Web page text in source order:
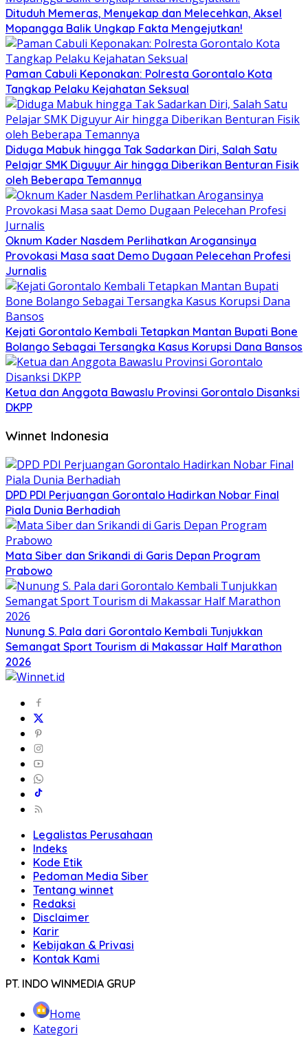
Dituduh Memeras, Menyekap dan Melecehkan, Aksel
Mopangga Balik Ungkap Fakta Mengejutkan!
Paman Cabuli Keponakan: Polresta Gorontalo Kota
Tangkap Pelaku Kejahatan Seksual
Diduga Mabuk hingga Tak Sadarkan Diri, Salah Satu
Pelajar SMK Diguyur Air hingga Diberikan Benturan Fisik
oleh Beberapa Temannya
Oknum Kader Nasdem Perlihatkan Arogansinya
Provokasi Masa saat Demo Dugaan Pelecehan Profesi
Jurnalis
Kejati Gorontalo Kembali Tetapkan Mantan Bupati Bone
Bolango Sebagai Tersangka Kasus Korupsi Dana Bansos
Ketua dan Anggota Bawaslu Provinsi Gorontalo Disanksi
DKPP
Winnet Indonesia
DPD PDI Perjuangan Gorontalo Hadirkan Nobar Final
Piala Dunia Berhadiah
Mata Siber dan Srikandi di Garis Depan Program
Prabowo
Nunung S. Pala dari Gorontalo Kembali Tunjukkan
Semangat Sport Tourism di Makassar Half Marathon
2026
Legalistas Perusahaan
Indeks
Kode Etik
Pedoman Media Siber
Tentang winnet
Redaksi
Disclaimer
Karir
Kebijakan & Privasi
Kontak Kami
PT. INDO WINMEDIA GRUP
Home
Kategori